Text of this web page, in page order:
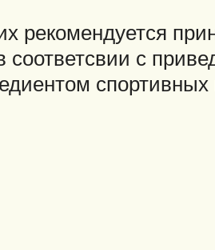
рекомендуется
соответсвии с
спортивных